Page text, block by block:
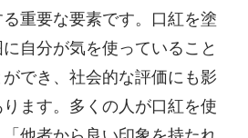
重要な要素です。口紅を塗
自分が気を使っていること
でき、社会的な評価にも影
ます。多くの人が口紅を使